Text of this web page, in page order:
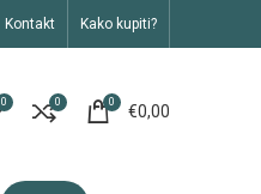
kontakt kako kupiti?
0 0 0 €0,00